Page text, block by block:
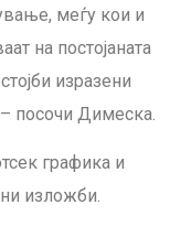
меѓу кои и
на постојаната
изразени
– посочи Димеска.
графика и
изложби.